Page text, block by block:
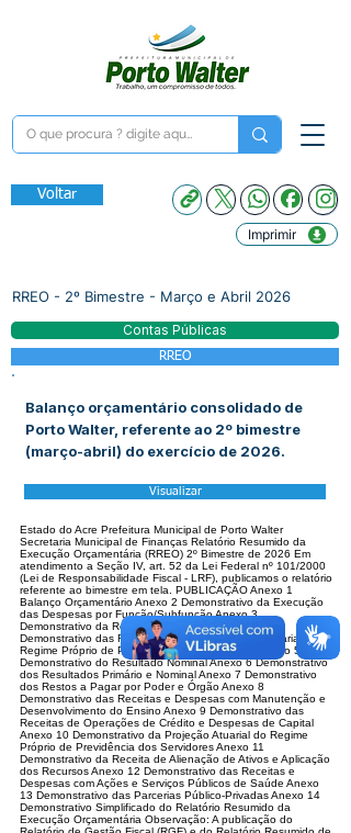
Voltar
Imprimir
RREO - 2º Bimestre - Março e Abril 2026
Contas Públicas
RREO
Balanço orçamentário consolidado de
Porto Walter, referente ao 2º bimestre
(março-abril) do exercício de 2026.
Visualizar
Estado do Acre Prefeitura Municipal de Porto Walter
Secretaria Municipal de Finanças Relatório Resumido da
Execução Orçamentária (RREO) 2º Bimestre de 2026 Em
atendimento a Seção IV, art. 52 da Lei Federal nº 101/2000
(Lei de Responsabilidade Fiscal - LRF), publicamos o relatório
referente ao bimestre em tela. PUBLICAÇÃO Anexo 1
Balanço Orçamentário Anexo 2 Demonstrativo da Execução
das Despesas por Função/Subfunção Anexo 3
Demonstrativo da Receita Corrente Líquida Anexo 4
Demonstrativo das Receitas e Despesas Previdenciárias do
Regime Próprio de Previdência dos Servidores Anexo 5
Demonstrativo do Resultado Nominal Anexo 6 Demonstrativo
dos Resultados Primário e Nominal Anexo 7 Demonstrativo
dos Restos a Pagar por Poder e Órgão Anexo 8
Demonstrativo das Receitas e Despesas com Manutenção e
Desenvolvimento do Ensino Anexo 9 Demonstrativo das
Receitas de Operações de Crédito e Despesas de Capital
Anexo 10 Demonstrativo da Projeção Atuarial do Regime
Próprio de Previdência dos Servidores Anexo 11
Demonstrativo da Receita de Alienação de Ativos e Aplicação
dos Recursos Anexo 12 Demonstrativo das Receitas e
Despesas com Ações e Serviços Públicos de Saúde Anexo
13 Demonstrativo das Parcerias Público-Privadas Anexo 14
Demonstrativo Simplificado do Relatório Resumido da
Execução Orçamentária Observação: A publicação do